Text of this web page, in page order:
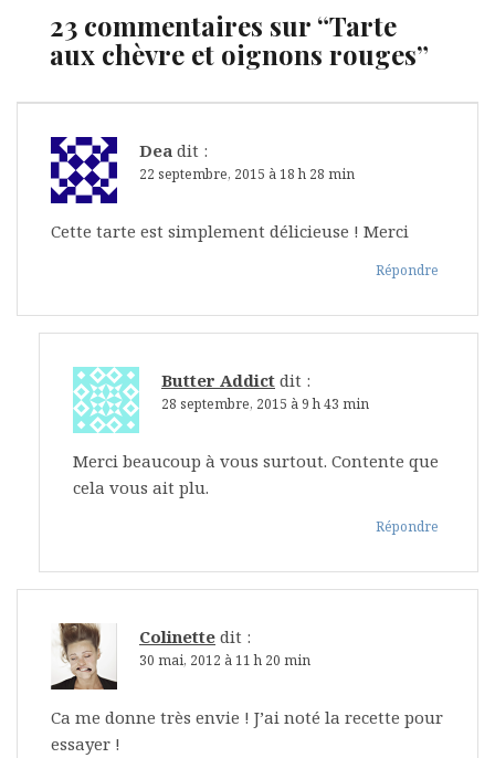
23 commentaires sur “Tarte
aux chèvre et oignons rouges”
Dea dit :
22 septembre, 2015 à 18 h 28 min
Cette tarte est simplement délicieuse ! Merci
Répondre
Butter Addict dit :
28 septembre, 2015 à 9 h 43 min
Merci beaucoup à vous surtout. Contente que
cela vous ait plu.
Répondre
Colinette dit :
30 mai, 2012 à 11 h 20 min
Ca me donne très envie ! J’ai noté la recette pour
essayer !